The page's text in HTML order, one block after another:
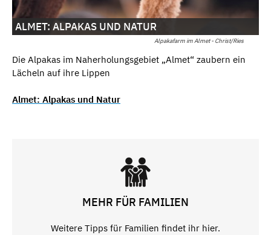
Alpakafarm im Almet - Christ/Ries
ALMET: ALPAKAS UND NATUR
Die Alpakas im Naherholungsgebiet „Almet“ zaubern ein
Lächeln auf ihre Lippen
Almet: Alpakas und Natur
MEHR FÜR FAMILIEN
Weitere Tipps für Familien findet ihr hier.